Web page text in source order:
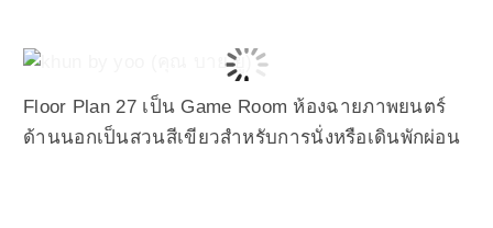
Floor Plan 27 เป็น Game Room ห้องฉายภาพยนตร์
ด้านนอกเป็นสวนสีเขียวสำหรับการนั่งหรือเดินพักผ่อน